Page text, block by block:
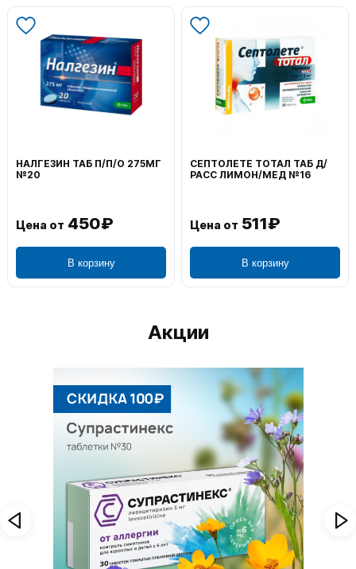
НАЛГЕЗИН ТАБ П/П/О 275МГ
№20
Цена от 450₽
В корзину
СЕПТОЛЕТЕ ТОТАЛ ТАБ Д/
РАСС ЛИМОН/МЕД №16
Цена от 511₽
В корзину
Акции